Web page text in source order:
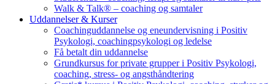
Walk & Talk® – coaching og samtaler
Uddannelser & Kurser
Coachinguddannelse og eneundervisning i Positiv
Psykologi, coachingpsykologi og ledelse
Få betalt din uddannelse
Grundkursus for private grupper i Positiv Psykologi,
coaching, stress- og angsthåndtering